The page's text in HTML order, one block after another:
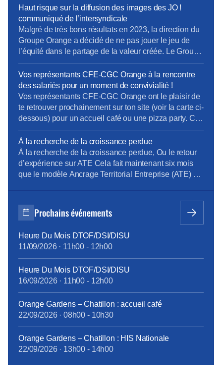
leur adresse un courrier sur la politique actuelle
d’Orange en matière de : – délocalisation, – PDV, –
recours à la sous-traitance, – congés des […]
Haut risque sur la diffusion des images des JO !
communiqué de l’intersyndicale
Malgré de très bons résultats en 2023, la direction du
Groupe Orange a décidé de ne pas jouer le jeu de
l’équité dans le partage de la valeur créée. Le Groupe
a dégagé près de 3 milliards d’euros de résultat net.
La direction en distribue près de 65% aux
actionnaires et seulement 3% à l’augmentation […]
Vos représentants CFE-CGC Orange à la rencontre
des salariés pour un moment de convivialité !
Vos représentants CFE-CGC Orange ont le plaisir de
te retrouver prochainement sur ton site (voir la carte ci-
dessous) pour un accueil café ou une pizza party. Ce
sera un moment de convivialité, d’échange et de
partage entre collègues. Au plaisir de vous retrouver
dès le mois de septembre !
À la recherche de la croissance perdue
À la recherche de la croissance perdue, Ou le retour
d’expérience sur ATE Cela fait maintenant six mois
que le modèle Ancrage Territorial Entreprise (ATE) est
sont trompeurs. Le management est devenu hyper
contrôlant et bride l’autonomie des équipes. Les […]
Prochains événements
Heure Du Mois DTOF/DSI/DISU
11/09/2026· 11h00 - 12h00
Heure Du Mois DTOF/DSI/DISU
16/09/2026· 11h00 - 12h00
Orange Gardens – Chatillon : accueil café
22/09/2026· 08h00 - 10h30
Orange Gardens – Chatillon : HIS Nationale
22/09/2026· 13h00 - 14h00